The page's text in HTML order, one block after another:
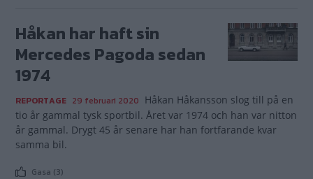
Håkan har haft sin
Mercedes Pagoda sedan
1974
REPORTAGE 29 februari 2020 Håkan Håkansson slog till på en
tio år gammal tysk sportbil. Året var 1974 och han var nitton
år gammal. Drygt 45 år senare har han fortfarande kvar
samma bil.
Gasa (3)